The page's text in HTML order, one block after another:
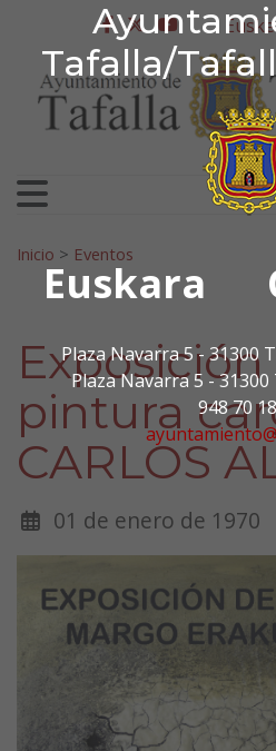
Tafalla/
Euskara
Plaza Navarra 5 - 31300
Plaza Navarra 5 - 31300
948 70
Ir al contenidofacebook
twitter
youtube
Search for:
Inicio > Eventos
pintura
CARLOS
01 de enero de 1970